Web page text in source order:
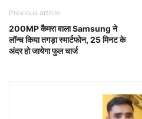
Previous article
200MP कैमरा वाला Samsung ने
लॉन्च किया तगड़ा स्मार्टफोन, 25 मिनट के
अंदर हो जायेगा फुल चार्ज